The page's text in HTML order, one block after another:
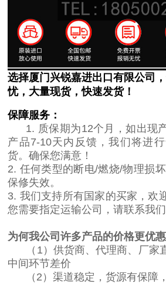
选择厦门兴锐嘉进出口有限公司
忧，大量现货，快速发货！
保障服务：
1. 质保期为12个月，如出现
产品7-10天内反馈，我们将进
货。确保您满意！
2. 任何类型的断电/燃烧/物理损
保修失效。
3. 我们支持所有国家的买家，欢
您需要指定运输公司，请联系我们
为何我公司许多产品的价格更优惠
（1）供货商、代理商、厂家
中间环节差价
（2）渠道稳定，货源有保障